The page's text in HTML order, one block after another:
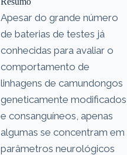
Apesar do grande número
de baterias de testes já
conhecidas para avaliar o
comportamento de
linhagens de camundongos
geneticamente modificados
e consanguíneos, apenas
algumas se concentram em
parâmetros neurológicos